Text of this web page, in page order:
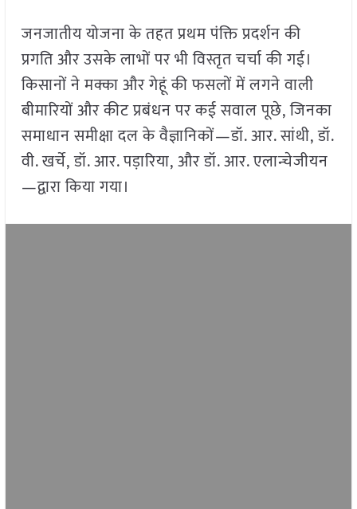
जनजातीय योजना के तहत प्रथम पंक्ति प्रदर्शन की
प्रगति और उसके लाभों पर भी विस्तृत चर्चा की गई।
किसानों ने मक्का और गेहूं की फसलों में लगने वाली
बीमारियों और कीट प्रबंधन पर कई सवाल पूछे, जिनका
समाधान समीक्षा दल के वैज्ञानिकों—डॉ. आर. सांथी, डॉ.
वी. खर्चे, डॉ. आर. पड़ारिया, और डॉ. आर. एलान्चेजीयन
—द्वारा किया गया।